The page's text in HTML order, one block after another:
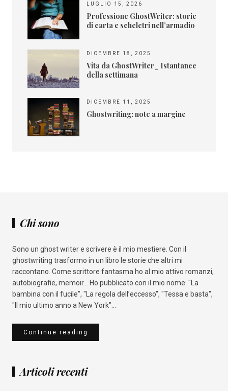
LUGLIO 15, 2026
Professione GhostWriter: storie
di carta e scheletri nell’armadio
DICEMBRE 18, 2025
Vita da GhostWriter_ Istantanee
della settimana
DICEMBRE 11, 2025
Ghostwriting: note a margine
Chi sono
Sono un ghost writer e scrivere è il mio mestiere. Con il
ghostwriting trasformo in un libro le storie che altri mi
raccontano. Come scrittore fantasma ho al mio attivo romanzi,
autobiografie, memoir... Ho pubblicato con il mio nome: "La
bambina con il fucile", "La regola dell’eccesso", "Tessa e basta",
"Il mio ultimo anno a New York"...
Continue reading
Articoli recenti